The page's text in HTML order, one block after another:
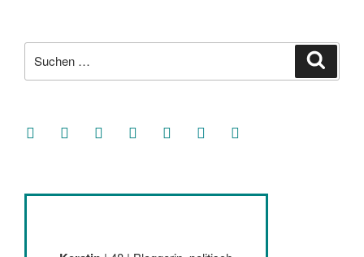
nach:
facebooksoundcloud
twitter mastodoninstagramthreads goodreads